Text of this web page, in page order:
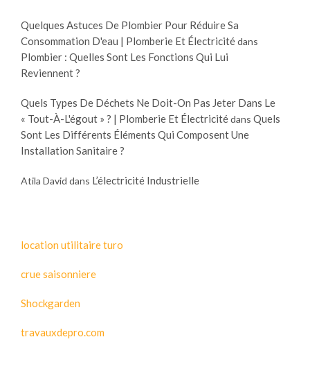
Quelques Astuces De Plombier Pour Réduire Sa
Consommation D'eau | Plomberie Et Électricitédans
Plombier : Quelles Sont Les Fonctions Qui Lui
Reviennent ?
Quels Types De Déchets Ne Doit-On Pas Jeter Dans Le
« Tout-À-L'égout » ? | Plomberie Et Électricitédans Quels
Sont Les Différents Éléments Qui Composent Une
Installation Sanitaire ?
Atila David dans L’électricité Industrielle
location utilitaire turo
crue saisonniere
Shockgarden
travauxdepro.com